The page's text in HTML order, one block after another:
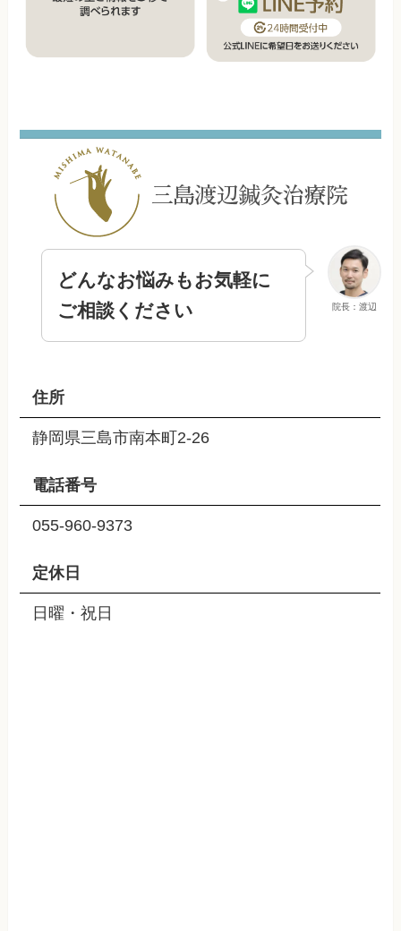
院長：渡辺
どんなお悩みもお気軽に
ご相談ください
住所
静岡県三島市南本町2-26
電話番号
055-960-9373
定休日
日曜・祝日